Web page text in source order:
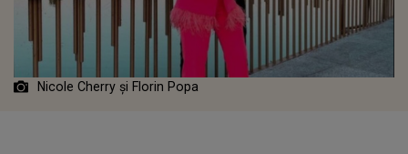
Nicole Cherry și Florin Popa